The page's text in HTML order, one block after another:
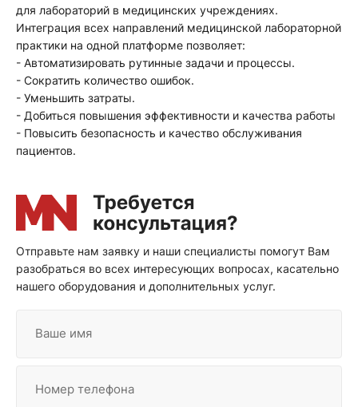
для лабораторий в медицинских учреждениях.
Интеграция всех направлений медицинской лабораторной
практики на одной платформе позволяет:
- Автоматизировать рутинные задачи и процессы.
- Сократить количество ошибок.
- Уменьшить затраты.
- Добиться повышения эффективности и качества работы
- Повысить безопасность и качество обслуживания
пациентов.
Отправьте нам заявку и наши специалисты помогут Вам
разобраться во всех интересующих вопросах, касательно
нашего оборудования и дополнительных услуг.
Ваше имя
Номер телефона